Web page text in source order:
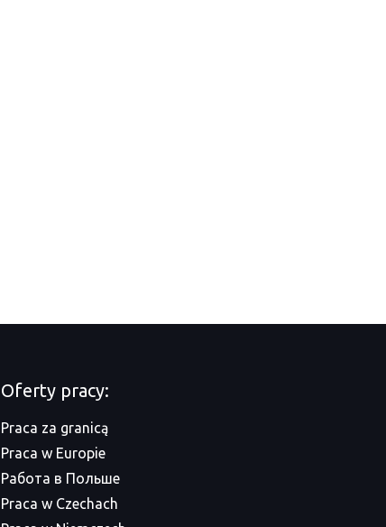
Oferty pracy:
Praca za granicą
Praca w Europie
Работа в Польше
Praca w Czechach